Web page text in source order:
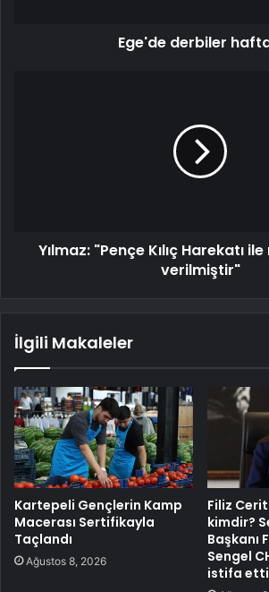
Ege'de derbiler
Yılmaz: "Pençe Kılıç Harekatı
verilmiştir"
İlgili Makaleler
Kartepeli Gençlerin Kamp
Macerası Sertifikayla
Taçlandı
Ağustos 8, 2026
Filiz
kimdir?
Başkanı
Sengel
istifa